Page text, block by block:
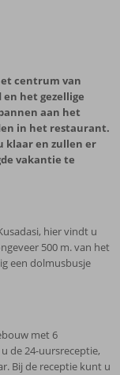
centrum van
het gezellige
aan het
in het restaurant.
klaar en zullen er
vakantie te
hier vindt u
500 m. van het
een dolmusbusje
met 6
de 24-uursreceptie,
Bij de receptie kunt u